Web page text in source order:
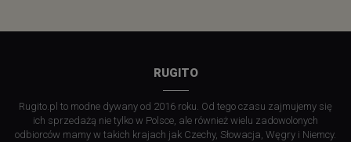
RUGITO
Rugito.pl to modne dywany od 2016 roku. Od tego czasu zajmujemy się
ich sprzedażą nie tylko w Polsce, ale również wielu zadowolonych
odbiorców mamy w takich krajach jak Czechy, Słowacja, Węgry i Niemcy.